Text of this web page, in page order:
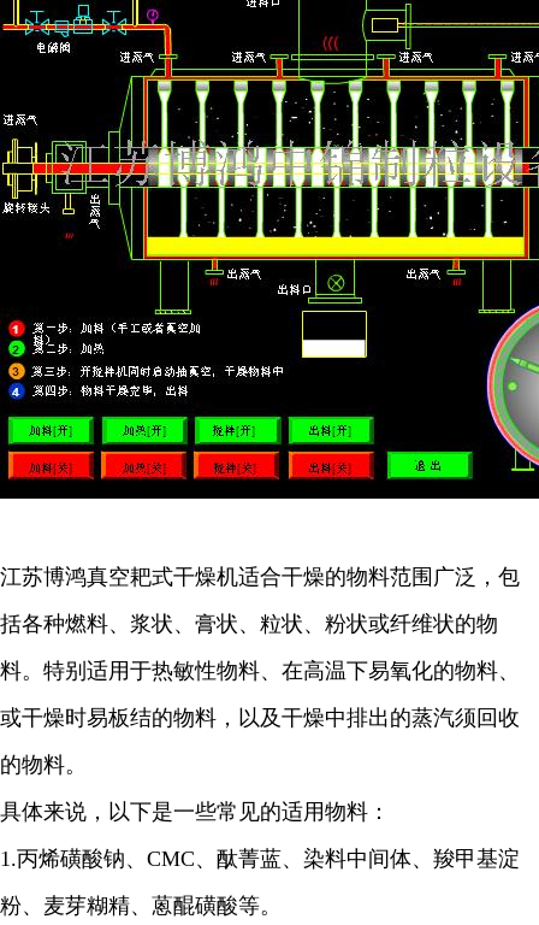
江苏博鸿真空耙式干燥机适合干燥的物料范围广泛，包
括各种燃料、浆状、膏状、粒状、粉状或纤维状的物
料。特别适用于热敏性物料、在高温下易氧化的物料、
或干燥时易板结的物料，以及干燥中排出的蒸汽须回收
的物料。
具体来说，以下是一些常见的适用物料：
1.丙烯磺酸钠、 CMC、酞菁蓝、染料中间体、羧甲基淀
粉、麦芽糊精、蒽醌磺酸等。